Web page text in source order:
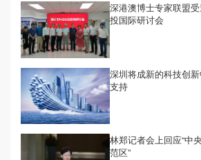
深港澳博士专家联盟
投国际研讨会
深圳将成新的科技创
支持
林郑记者会上回应“中
范区”